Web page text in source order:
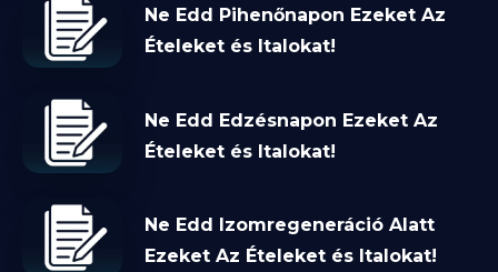
Ne Edd Pihenőnapon Ezeket Az
Ételeket és Italokat!
Ne Edd Edzésnapon Ezeket Az
Ételeket és Italokat!
Ne Edd Izomregeneráció Alatt
Ezeket Az Ételeket és Italokat!